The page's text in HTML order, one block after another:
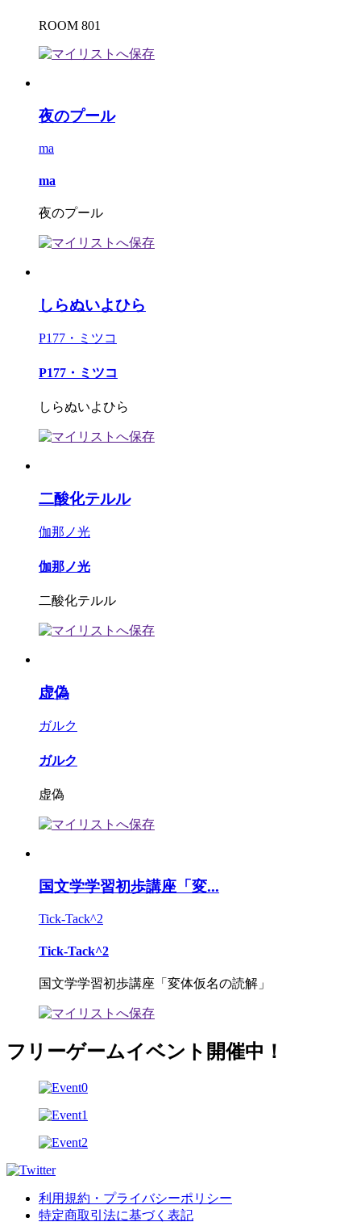
ROOM 801
夜のプール
ma
ma
夜のプール
しらぬいよひら
P177・ミツコ
P177・ミツコ
しらぬいよひら
二酸化テルル
伽那ノ光
伽那ノ光
二酸化テルル
虚偽
ガルク
ガルク
虚偽
国文学学習初歩講座「変...
Tick-Tack^2
Tick-Tack^2
国文学学習初歩講座「変体仮名の読解」
フリーゲームイベント開催中！
利用規約・プライバシーポリシー
特定商取引法に基づく表記